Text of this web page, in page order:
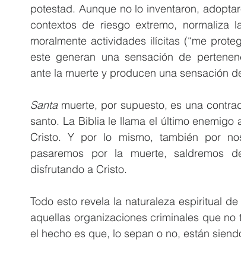
potestad. Aunque no lo inventaron,
contextos de riesgo extremo, normaliza
moralmente actividades ilícitas (“me
este generan una sensación de
ante la muerte y producen una sensación
Santa muerte, por supuesto, es una
santo. La Biblia le llama el último
Cristo. Y por lo mismo, también por
pasaremos por la muerte, saldremos
disfrutando a Cristo.
Todo esto revela la naturaleza espiritual
aquellas organizaciones criminales que
el hecho es que, lo sepan o no, están